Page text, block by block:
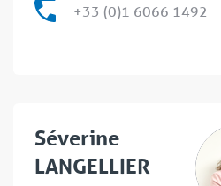
+33 (0)1 6066 1492
Séverine
LANGELLIER